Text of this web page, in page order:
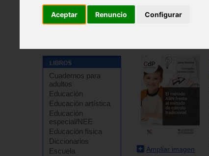
Aceptar Renuncio Configurar
Cuadernos para
adultos
Educación
Educación artística
Educación
especial/NEE
Educación física
Diccionarios
Escuela
Ampliar imagen